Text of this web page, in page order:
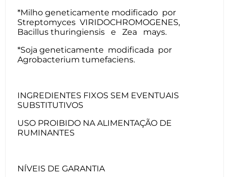
*Milho geneticamente modificado por
Streptomyces VIRIDOCHROMOGENES,
Bacillus thuringiensis e Zea mays.
*Soja geneticamente modificada por
Agrobacterium tumefaciens.
INGREDIENTES FIXOS SEM EVENTUAIS
SUBSTITUTIVOS
USO PROIBIDO NA ALIMENTAÇÃO DE
RUMINANTES
NÍVEIS DE GARANTIA